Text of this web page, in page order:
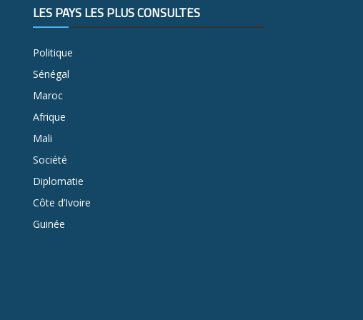
LES PAYS LES PLUS CONSULTÉS
Politique
Sénégal
Maroc
Afrique
Mali
Société
Diplomatie
Côte d’Ivoire
Guinée